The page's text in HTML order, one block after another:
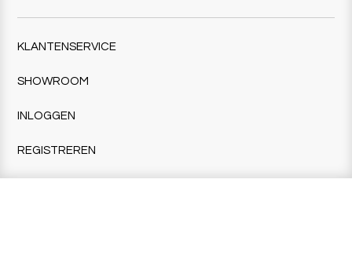
KLANTENSERVICE
SHOWROOM
INLOGGEN
REGISTREREN